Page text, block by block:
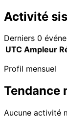
Activité
Derniers 0
UTC Ampleur
Profil mensuel
Tendance
Aucune activité